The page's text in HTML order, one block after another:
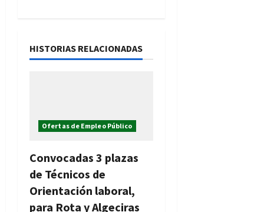
i
d
e
e
n
HISTORIAS RELACIONADAS
Ofertas de Empleo Público
Convocadas 3 plazas
de Técnicos de
Orientación laboral,
para Rota y Algeciras